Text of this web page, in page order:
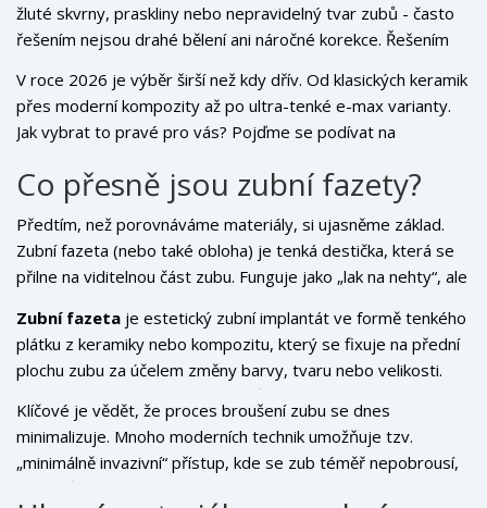
žluté skvrny, praskliny nebo nepravidelný tvar zubů - často
řešením nejsou drahé bělení ani náročné korekce. Řešením
přední stranu zubu, změní vzhled úsměvu během několika
návštěv u lékaře. Ale ne všechny fazety jsou stejné. Materiál,
ze kterého jsou vyrobeny, rozhoduje o tom, jak dlouho
vydrží, jak budou vypadat a kolik za ně zaplatíte.
V roce 2026 je výběr širší než kdy dřív. Od klasických keramik
přes moderní kompozity až po ultra-tenké e-max varianty.
Jak vybrat to pravé pro vás? Pojďme se podívat na
dentistem mluvit z pozice informovaného pacienta.
Co přesně jsou zubní fazety?
Předtím, než porovnáváme materiály, si ujasněme základ.
Zubní fazeta (nebo také obloha) je tenká destička, která se
přilne na viditelnou část zubu. Funguje jako „lak na nehty“, ale
často i ochrana zubu před dalším poškozením.
Zubní fazeta je estetický zubní implantát ve formě tenkého
plátku z keramiky nebo kompozitu, který se fixuje na přední
plochu zubu za účelem změny barvy, tvaru nebo velikosti.
Existují dva hlavní typy podle způsobu výroby:
fazety(vyráběné externě) adirektní fazety(modelované
přímo v ústech).
Klíčové je vědět, že proces broušení zubu se dnes
minimalizuje. Mnoho moderních technik umožňuje tzv.
„minimálně invazivní“ přístup, kde se zub téměř nepobrousí,
nebo vůbec. To závisí právě na zvoleném materiálu a vaší